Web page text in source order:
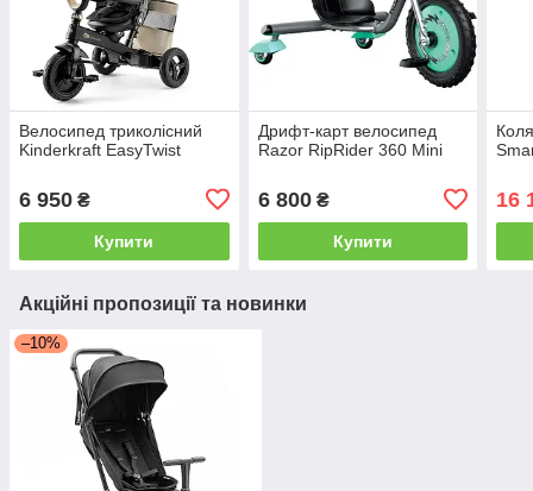
Велосипед триколісний
Kinderkraft EasyTwist
6 950 ₴
Купити
Дрифт-карт велосипед
Razor RipRider 360 Mini
6 800₴
Купити
16
Акційні пропозиції та новинки
–10%